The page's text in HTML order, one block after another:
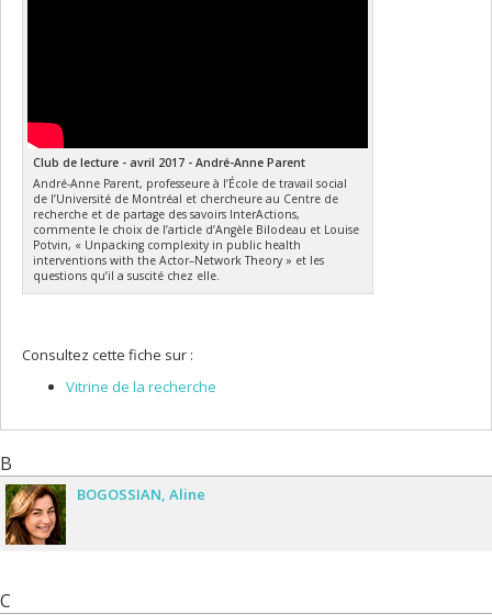
Club de lecture - avril 2017 - André-Anne Parent
André-Anne Parent, professeure à l’École de travail social
de l’Université de Montréal et chercheure au Centre de
recherche et de partage des savoirs InterActions,
commente le choix de l’article d’Angèle Bilodeau et Louise
Potvin, « Unpacking complexity in public health
interventions with the Actor–Network Theory » et les
questions qu’il a suscité chez elle.
Consultez cette fiche sur :
Vitrine de la recherche
B
BOGOSSIAN Aline
C